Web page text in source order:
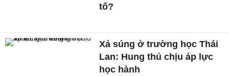
tố?
Xả súng ở trường học Thái
Lan: Hung thủ chịu áp lực
học hành